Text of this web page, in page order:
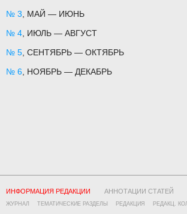
№ 3 , МАЙ — ИЮНЬ
№ 4 , ИЮЛЬ — АВГУСТ
№ 5 , СЕНТЯБРЬ — ОКТЯБРЬ
№ 6 , НОЯБРЬ — ДЕКАБРЬ
ИНФОРМАЦИЯ РЕДАКЦИИ АННОТАЦИИ СТАТЕЙ
ЖУРНАЛ ТЕМАТИЧЕСКИЕ РАЗДЕЛЫ РЕДАКЦИЯ РЕДАКЦ.